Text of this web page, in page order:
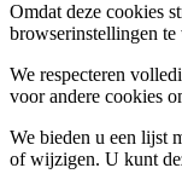
Omdat deze cookies
browserinstellingen
We respecteren
voor andere cookies
We bieden u een lijst
of wijzigen. U kunt